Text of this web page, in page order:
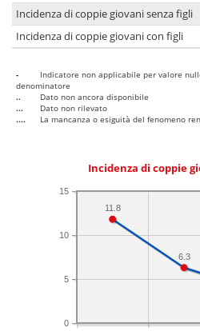
Incidenza di coppie giovani senza figli
Incidenza di coppie giovani con figli
-
Indicatore non applicabile per valore
denominatore
..
Dato non ancora disponibile
...
Dato non rilevato
....
La mancanza o esiguità del fenomeno
Incidenza di coppie
0
5
10
15
6.3
11.8